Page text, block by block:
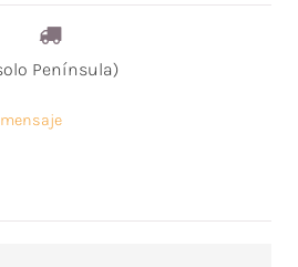
Península)